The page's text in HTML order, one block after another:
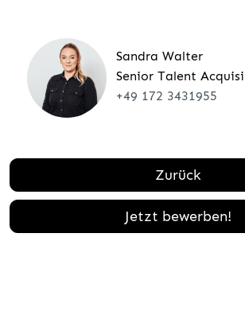
Sandra Walter
Senior Talent
+49 172 3431955
Zurück
Jetzt bewerben!